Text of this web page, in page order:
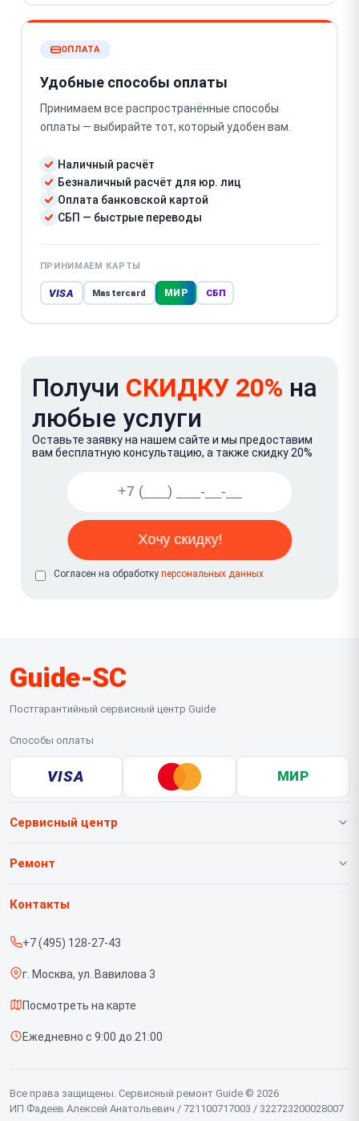
ОПЛАТА
Удобные способы оплаты
Принимаем все распространённые способы
оплаты — выбирайте тот, который удобен вам.
Наличный расчёт
Безналичный расчёт для юр. лиц
Оплата банковской картой
СБП — быстрые переводы
ПРИНИМАЕМ КАРТЫ
VISA Mastercard МИР СБП
Получи СКИДКУ 20% на
любые услуги
Оставьте заявку на нашем сайте и мы предоставим
вам бесплатную консультацию, а также скидку 20%
Согласен на обработку персональных данных
Guide-SC
Постгарантийный сервисный центр Guide
Способы оплаты
VISA МИР
Сервисный центр
О нашем сервисе
Срочный ремонт
Доставка и способы оплаты
Диагностика
Контакты
Ремонт
Тепловизионных насадок
Контакты
+7 (495) 128-27-43
г. Москва, ул. Вавилова 3
Посмотреть на карте
Ежедневно с 9:00 до 21:00
Все права защищены. Сервисный ремонт Guide © 2026
ИП Фадеев Алексей Анатольевич / 721100717003 / 322723200028007